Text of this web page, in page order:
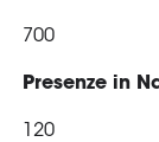
Whistleblowing
Area
Media